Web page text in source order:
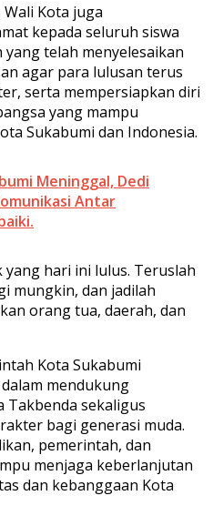
Kota juga
kepada seluruh siswa
telah menyelesaikan
agar para lulusan terus
serta mempersiapkan diri
yang mampu
Sukabumi dan Indonesia.
Meninggal, Dedi
Antar
yang hari ini lulus. Teruslah
mungkin, dan jadilah
orang tua, daerah, dan
Kota Sukabumi
mendukung
Takbenda sekaligus
bagi generasi muda.
pemerintah, dan
menjaga keberlanjutan
dan kebanggaan Kota